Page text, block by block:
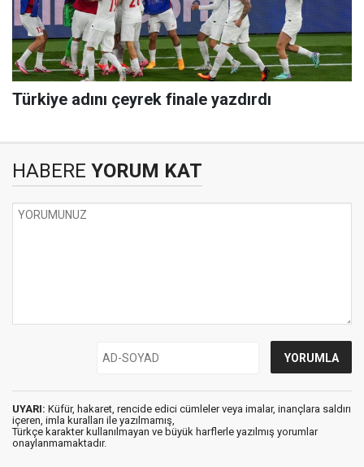
Türkiye adını çeyrek finale yazdırdı
HABERE YORUM KAT
UYARI: Küfür, hakaret, rencide edici cümleler veya imalar, inançlara saldırı
içeren, imla kuralları ile yazılmamış,
Türkçe karakter kullanılmayan ve büyük harflerle yazılmış yorumlar
onaylanmamaktadır.